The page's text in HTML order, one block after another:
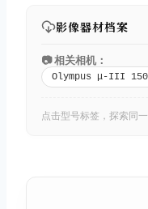
影像器材档案
📷 相关相机：
Olympus μ-III 150
点击型号标签，探索同